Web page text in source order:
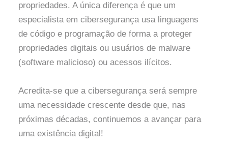
propriedades. A única diferença é que um
especialista em cibersegurança usa linguagens
de código e programação de forma a proteger
propriedades digitais ou usuários de malware
(software malicioso) ou acessos ilícitos.
Acredita-se que a cibersegurança será sempre
uma necessidade crescente desde que, nas
próximas décadas, continuemos a avançar para
uma existência digital!